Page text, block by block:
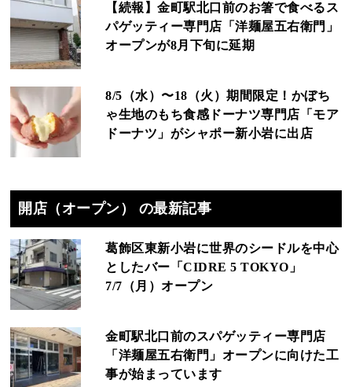
【続報】金町駅北口前のお箸で食べるス
パゲッティー専門店「洋麺屋五右衛門」
オープンが8月下旬に延期
8/5（水）〜18（火）期間限定！かぼち
ゃ生地のもち食感ドーナツ専門店「モア
ドーナツ」がシャポー新小岩に出店
開店（オープン） の最新記事
葛飾区東新小岩に世界のシードルを中心
としたバー「CIDRE 5 TOKYO」
7/7（月）オープン
金町駅北口前のスパゲッティー専門店
「洋麺屋五右衛門」オープンに向けた工
事が始まっています